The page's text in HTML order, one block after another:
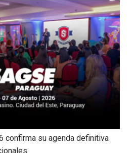
confirma su agenda definitiva